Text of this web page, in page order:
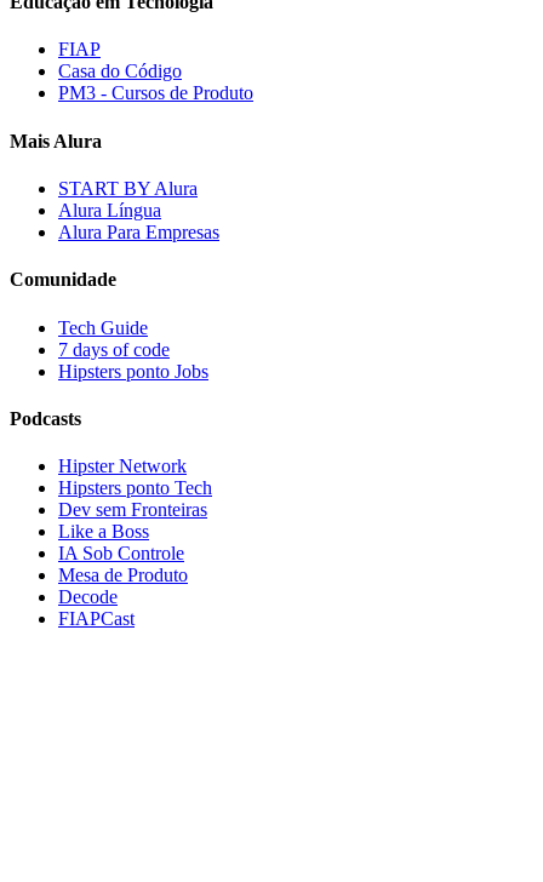
FIAP
Casa do Código
PM3 - Cursos de Produto
Mais Alura
START BY Alura
Alura Língua
Alura Para Empresas
Comunidade
Tech Guide
7 days of code
Hipsters ponto Jobs
Podcasts
Hipster Network
Hipsters ponto Tech
Dev sem Fronteiras
Like a Boss
IA Sob Controle
Mesa de Produto
Decode
FIAPCast